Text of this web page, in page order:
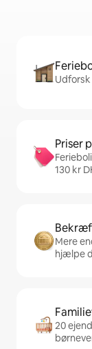
Udforsk
Priser
130 kr
Mere
hjælpe
20